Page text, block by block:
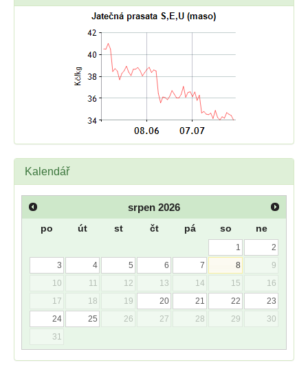
Kalendář
srpen 2026
po út st čt pá so ne
1
2
3
4 5 6 7 8
9
10
11 12 13 14 15
16
17
18 19 20 21 22
23
24
25 26 27 28 29
30
31